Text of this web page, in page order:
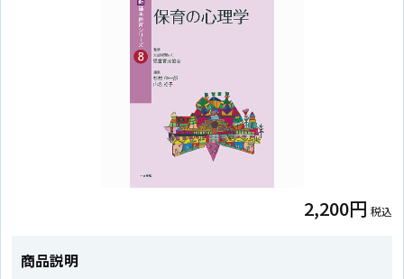
2,200円 税込
商品説明